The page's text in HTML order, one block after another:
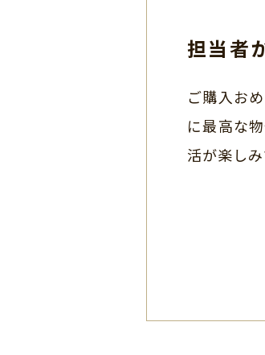
担当者
ご購入お
に最高な
活が楽し